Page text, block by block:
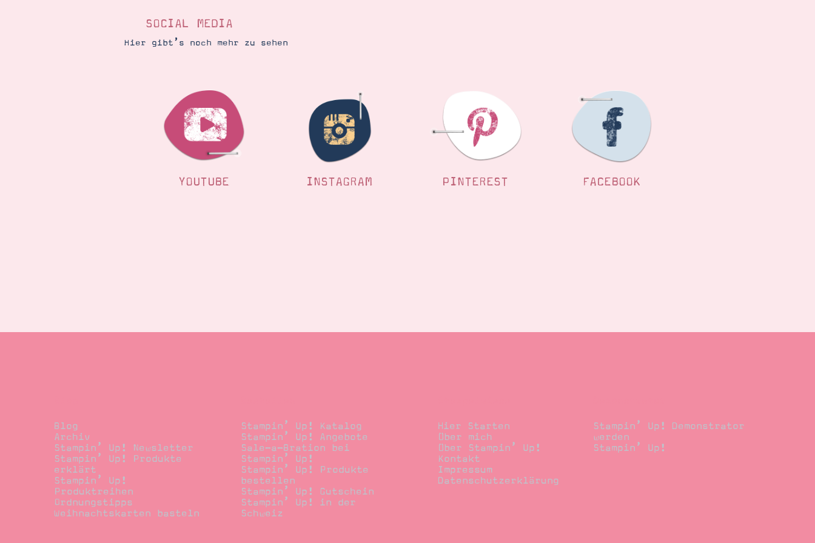
SOCIAL MEDIA
Hier gibt’s noch mehr zu sehen
YOUTUBE INSTAGRAM PINTEREST FACEBOOK
Blog
Archiv
Stampin’ Up! Newsletter
Stampin’ Up! Produkte
erklärt
Stampin’ Up!
Produktreihen
Ordnungstipps
Weihnachtskarten basteln
Stampin’ Up! Katalog
Stampin’ Up! Angebote
Sale-a-Bration bei
Stampin’ Up!
Stampin’ Up! Produkte
bestellen
Stampin’ Up! Gutschein
Stampin’ Up! in der
Schweiz
Hier Starten
Über mich
Über Stampin’ Up!
Kontakt
Impressum
Datenschutzerklärung
Stampin’ Up! Demonstrator
werden
Stampin’ Up!